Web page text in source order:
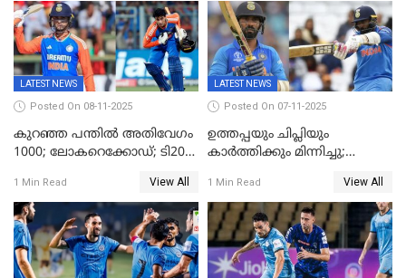
LATEST NEWS
Posted On 08-11-2025
കുറഞ്ഞ പന്തിൽ അതിവേഗം
1000; ലോകറെക്കോഡ്; ടി20
അപൂര്‍വനേട്ടവുമായി
അഭിഷേക് ശർമ
1 Min Read View All
LATEST NEWS
Posted On 07-11-2025
ഉത്തപ്പയും ചിപ്ലിയും
കാർത്തിക്കും മിന്നിച്ചു;
ഇന്ത്യ; ഹോങ്കോങ് സിക്സസ്
ക്രിക്കറ്റ് ടൂർണമെന്റിൽ ജയം
1 Min Read View All